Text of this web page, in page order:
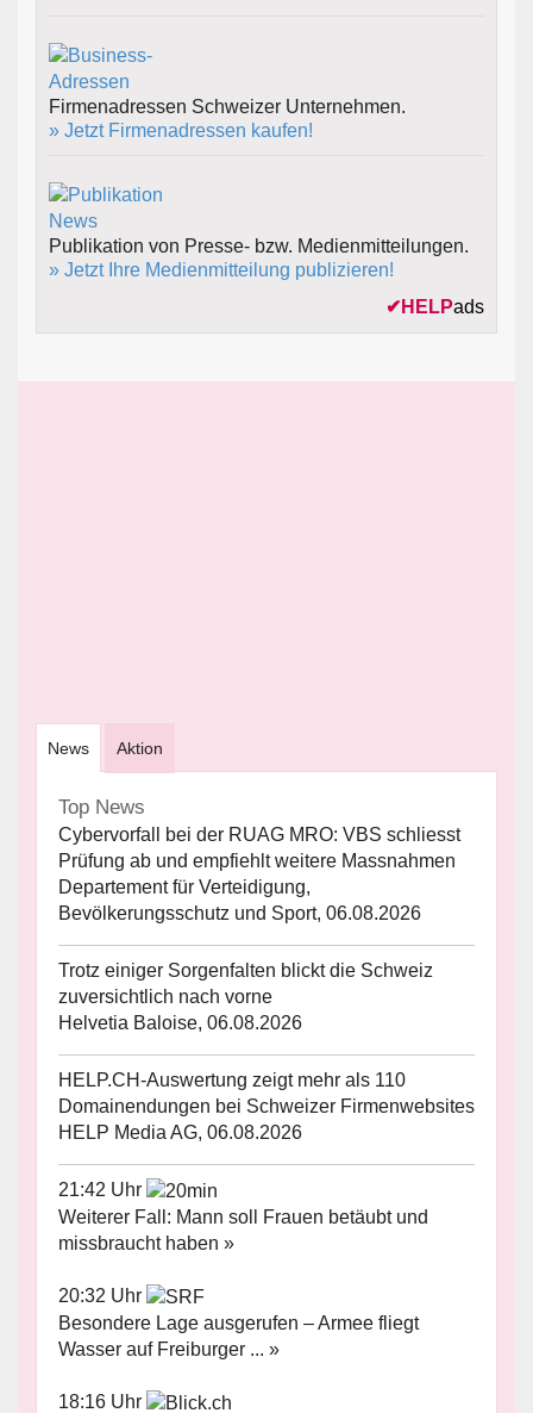
Firmenadressen Schweizer Unternehmen.
» Jetzt Firmenadressen kaufen!
Publikation von Presse- bzw. Medienmitteilungen.
» Jetzt Ihre Medienmitteilung publizieren!
✔ HELPads
News Aktion
Top News
Cybervorfall bei der RUAG MRO: VBS schliesst
Prüfung ab und empfiehlt weitere Massnahmen
Departement für Verteidigung,
Bevölkerungsschutz und Sport, 06.08.2026
Trotz einiger Sorgenfalten blickt die Schweiz
zuversichtlich nach vorne
Helvetia Baloise, 06.08.2026
HELP.CH-Auswertung zeigt mehr als 110
Domainendungen bei Schweizer Firmenwebsites
HELP Media AG, 06.08.2026
21:42 Uhr
Weiterer Fall: Mann soll Frauen betäubt und
missbraucht haben »
20:32 Uhr
Besondere Lage ausgerufen – Armee fliegt
Wasser auf Freiburger ... »
18:16 Uhr